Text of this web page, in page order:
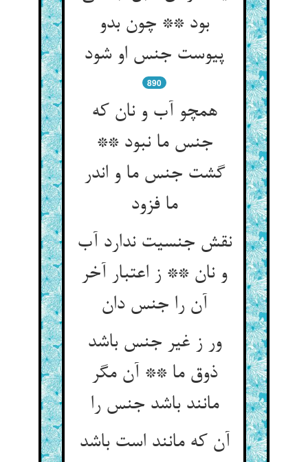
بود ** چون بدو
پیوست جنس او شود
890
همچو آب و نان که
جنس ما نبود **
گشت جنس ما و اندر
ما فزود
نقش جنسیت ندارد آب
و نان ** ز اعتبار آخر
ور ز غیر جنس باشد
ذوق ما ** آن مگر
مانند باشد جنس را
آن که مانند است باشد